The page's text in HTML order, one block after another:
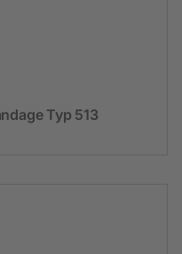
Typ 513